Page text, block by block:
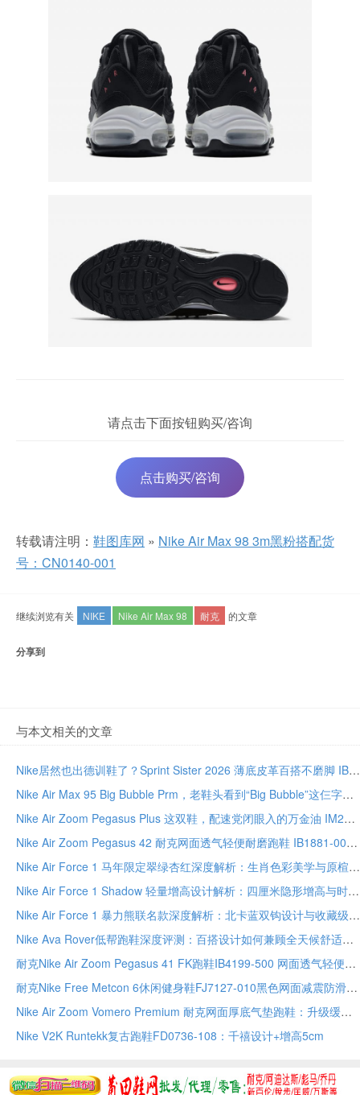
请点击下面按钮购买/咨询
点击购买/咨询
转载请注明： 鞋图库网 » Nike Air Max 98 3m黑粉搭配货
号：CN0140-001
继续浏览有关 NIKE Nike Air Max 98 耐克 的文章
分享到
与本文相关的文章
Nike居然也出德训鞋了？Sprint Sister 2026 薄底皮革百搭不磨脚 IB7102-100
Nike Air Max 95 Big Bubble Prm，老鞋头看到“Big Bubble”这仨字就该懂了 IU2636-300
Nike Air Zoom Pegasus Plus 这双鞋，配速党闭眼入的万金油 IM2541-001 透气缓震尺码全
Nike Air Zoom Pegasus 42 耐克网面透气轻便耐磨跑鞋 IB1881-002
Nike Air Force 1 马年限定翠绿杏红深度解析：生肖色彩美学与原楦工艺的收藏之道
Nike Air Force 1 Shadow 轻量增高设计解析：四厘米隐形增高与时尚叠搭美学全指南
Nike Air Force 1 暴力熊联名款深度解析：北卡蓝双钩设计与收藏级工艺全指南
Nike Ava Rover低帮跑鞋深度评测：百搭设计如何兼顾全天候舒适与都市轻运动
耐克Nike Air Zoom Pegasus 41 FK跑鞋IB4199-500 网面透气轻便缓震耐磨男女运动鞋全尺码
耐克Nike Free Metcon 6休闲健身鞋FJ7127-010黑色网面减震防滑男女运动鞋全尺码现货
Nike Air Zoom Vomero Premium 耐克网面厚底气垫跑鞋：升级缓震科技
Nike V2K Runtekk复古跑鞋FD0736-108：千禧设计+增高5cm